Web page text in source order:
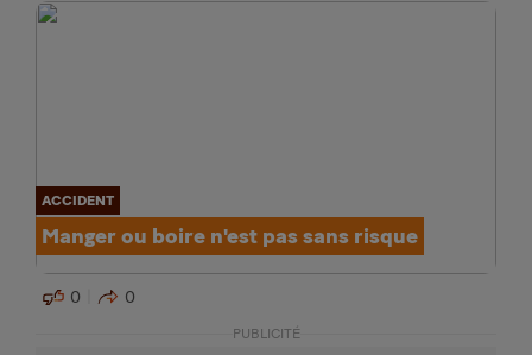
ACCIDENT
Manger ou boire n'est pas sans risque
0 0
PUBLICITÉ